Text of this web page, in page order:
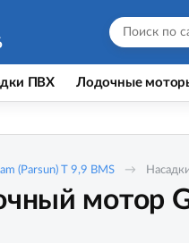
ПВХ Лодочные
(Parsun) T 9,9 ВМS
мотор